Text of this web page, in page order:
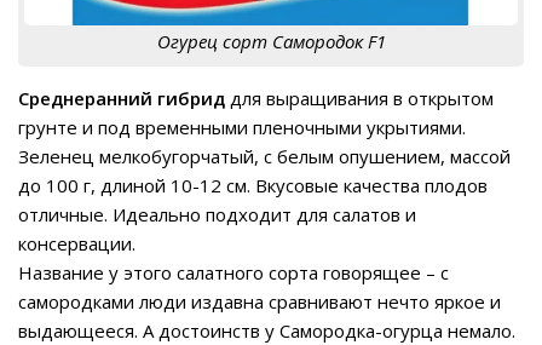
Огурец сорт Самородок F1
Среднеранний гибрид для выращивания в открытом
грунте и под временными пленочными укрытиями.
Зеленец мелкобугорчатый, с белым опушением, массой
до 100 г, длиной 10-12 см. Вкусовые качества плодов
отличные. Идеально подходит для салатов и
консервации.
Название у этого салатного сорта говорящее – с
самородками люди издавна сравнивают нечто яркое и
выдающееся. А достоинств у Самородка-огурца немало.